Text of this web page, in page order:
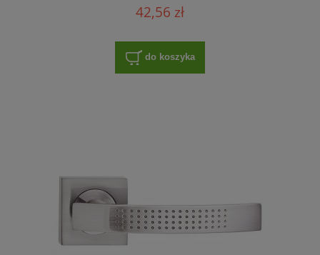
42,56 zł
do koszyka